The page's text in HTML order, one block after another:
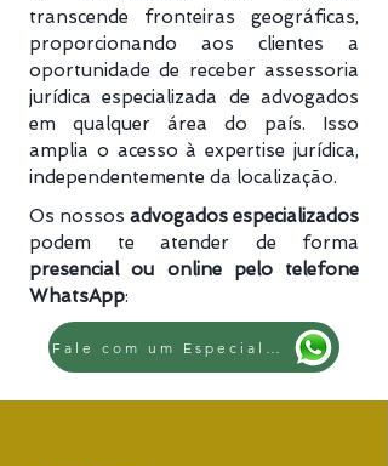
transcende fronteiras geográficas,
proporcionando aos clientes a
oportunidade de receber assessoria
jurídica especializada de advogados
em qualquer área do país. Isso
amplia o acesso à expertise jurídica,
independentemente da localização.
Os nossos advogados especializados
podem te atender de forma
presencial ou online pelo telefone
WhatsApp: